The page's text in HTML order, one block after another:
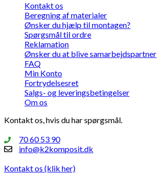
Kontakt os
Beregning af materialer
Ønsker du hjælp til montagen?
Spørgsmål til ordre
Reklamation
Ønsker du at blive samarbejdspartner
FAQ
Min Konto
Fortrydelsesret
Salgs- og leveringsbetingelser
Om os
Kontakt os, hvis du har spørgsmål.
70 60 53 90
info@k2komposit.dk
Kontakt os (klik her)